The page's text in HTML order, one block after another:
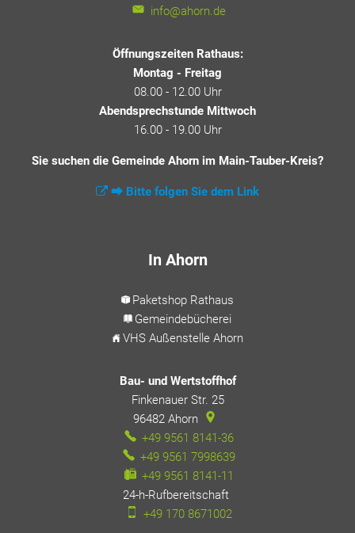
info@ahorn.de
Öffnungszeiten Rathaus:
Montag - Freitag
08.00 - 12.00 Uhr
Abendsprechstunde Mittwoch
16.00 - 19.00 Uhr
Sie suchen die Gemeinde Ahorn im Main-Tauber-Kreis?
⮕ Bitte folgen Sie dem Link
In Ahorn
Paketshop Rathaus
Gemeindebücherei
VHS Außenstelle Ahorn
Bau- und Wertstoffhof
Finkenauer Str. 25
96482 Ahorn
+49 9561 8141-36
+49 9561 7998639
+49 9561 8141-11
24-h-Rufbereitschaft
+49 170 8671002